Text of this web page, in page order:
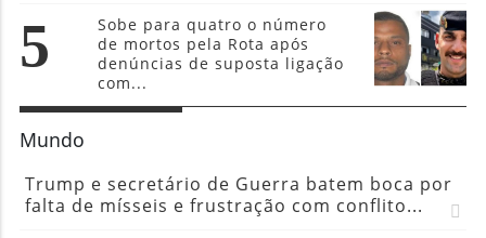
5
Sobe para quatro o número
de mortos pela Rota após
denúncias de suposta ligação
com...
Mundo
Trump e secretário de Guerra batem boca por
falta de mísseis e frustração com conflito...